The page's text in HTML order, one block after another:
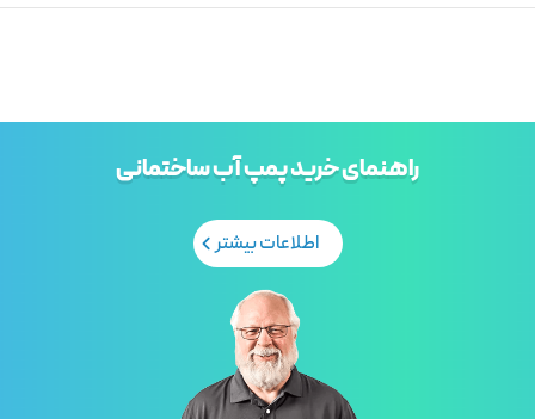
راهنمای خرید پمپ آب ساختمانی
اطلاعات بیشتر